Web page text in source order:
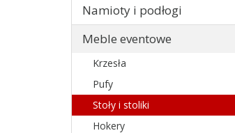
Namioty i podłogi
Meble eventowe
Krzesła
Pufy
Stoły i stoliki
Hokery